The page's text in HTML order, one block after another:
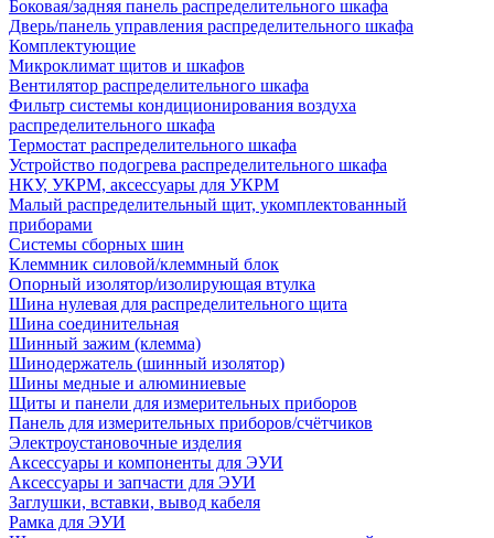
Боковая/задняя панель распределительного шкафа
Дверь/панель управления распределительного шкафа
Комплектующие
Микроклимат щитов и шкафов
Вентилятор распределительного шкафа
Фильтр системы кондиционирования воздуха
распределительного шкафа
Термостат распределительного шкафа
Устройство подогрева распределительного шкафа
НКУ, УКРМ, аксессуары для УКРМ
Малый распределительный щит, укомплектованный
приборами
Системы сборных шин
Клеммник силовой/клеммный блок
Опорный изолятор/изолирующая втулка
Шина нулевая для распределительного щита
Шина соединительная
Шинный зажим (клемма)
Шинодержатель (шинный изолятор)
Шины медные и алюминиевые
Щиты и панели для измерительных приборов
Панель для измерительных приборов/счётчиков
Электроустановочные изделия
Аксессуары и компоненты для ЭУИ
Аксессуары и запчасти для ЭУИ
Заглушки, вставки, вывод кабеля
Рамка для ЭУИ